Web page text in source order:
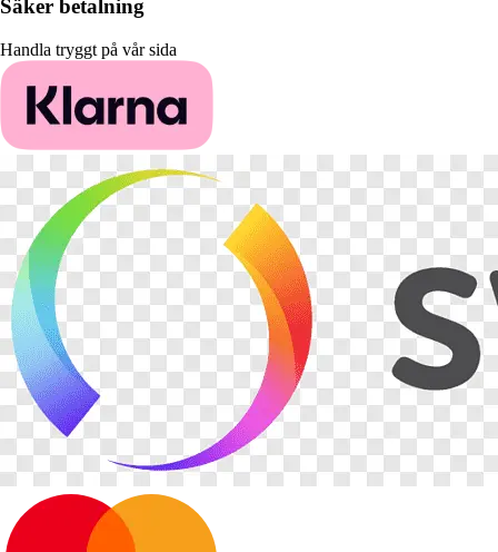
Säker betalning
Handla tryggt på vår sida